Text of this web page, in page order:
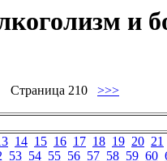
и
Страница 210 >>>
14 15 16 17 18 19 20 21
53 54 55 56 57 58 59 60